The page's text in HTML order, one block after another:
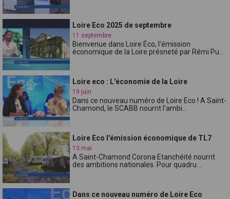
Loire Eco 2025 de septembre
11 septembre
Bienvenue dans Loire Éco, l'émission
économique de la Loire présneté par Rémi Pu...
Loire eco : L'économie de la Loire
19 juin
Dans ce nouveau numéro de Loire Eco ! A Saint-
Chamond, le SCABB nourrit l'ambi...
Loire Eco l'émission économique de TL7
13 mai
A Saint-Chamond Corona Etanchéité nourrit
des ambitions nationales. Pour quadru...
Dans ce nouveau numéro de Loire Eco